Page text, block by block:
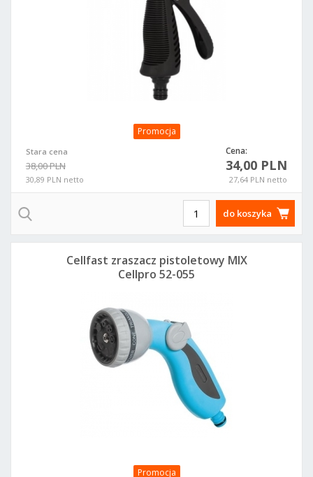
Promocja
Stara cena
38,00 PLN
30,89 PLN netto
Cena:
34,00 PLN
27,64 PLN netto
do koszyka
Promocja
Cellfast zraszacz pistoletowy MIX
Cellpro 52-055